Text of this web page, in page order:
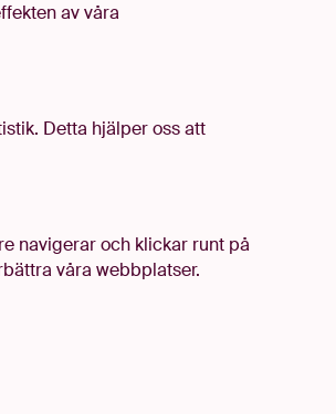
av våra
Detta hjälper oss att
navigerar och klickar runt på
våra webbplatser.